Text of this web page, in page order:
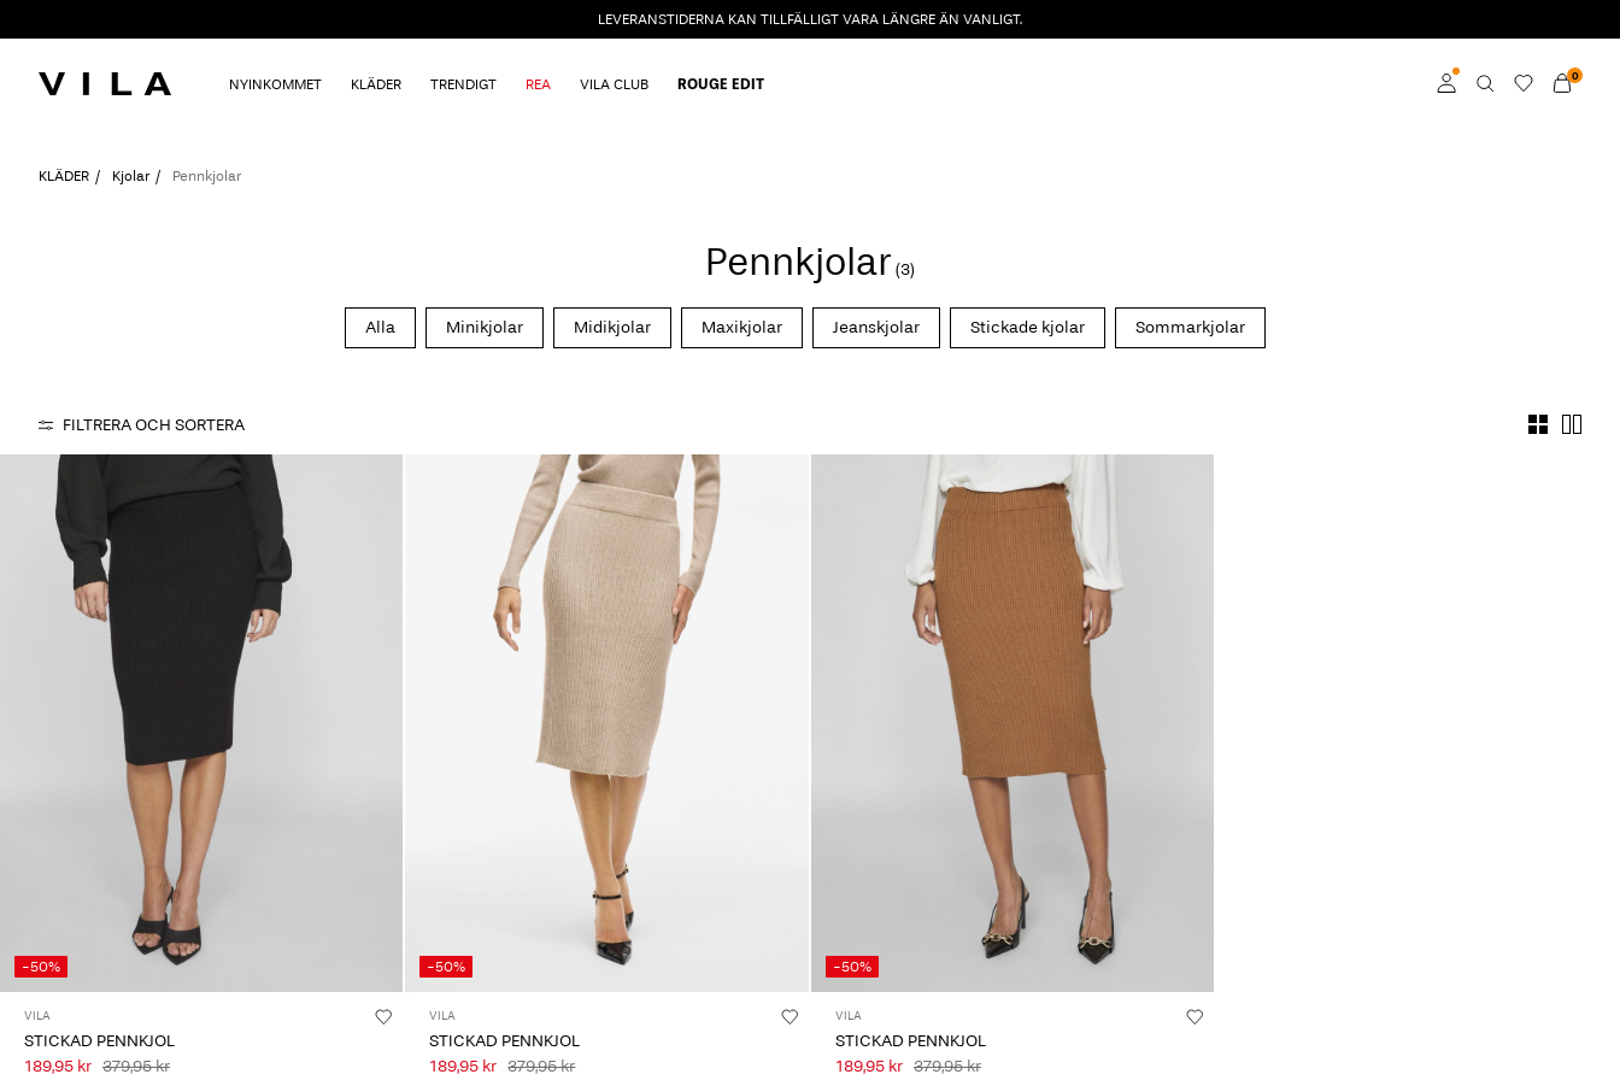
LEVERANSTIDERNA KAN TILLFÄLLIGT VARA LÄNGRE ÄN VANLIGT.
0
NYINKOMMET KLÄDER TRENDIGT REA VILA CLUB ROUGE EDIT
KLÄDER Kjolar Pennkjolar
Pennkjolar (3)
Alla Minikjolar Midikjolar Maxikjolar Jeanskjolar Stickade kjolar Sommarkjolar
FILTRERA OCH SORTERA
-50%
VILA
STICKAD PENNKJOL
189,95 kr 379,95 kr
-50%
VILA
STICKAD PENNKJOL
189,95 kr 379,95 kr
-50%
VILA
STICKAD PENNKJOL
189,95 kr 379,95 kr